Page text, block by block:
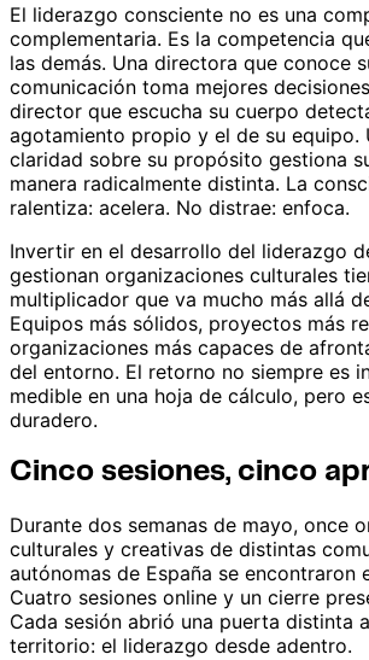
El liderazgo consciente no es una
complementaria. Es la competencia
las demás. Una directora que conoce
comunicación toma mejores
director que escucha su cuerpo
agotamiento propio y el de su equipo.
claridad sobre su propósito gestiona
manera radicalmente distinta. La
ralentiza: acelera. No distrae: enfoca.
Invertir en el desarrollo del liderazgo
gestionan organizaciones culturales
multiplicador que va mucho más allá
Equipos más sólidos, proyectos más
organizaciones más capaces de
del entorno. El retorno no siempre es
medible en una hoja de cálculo, pero
duradero.
Cinco sesiones, cinco
Durante dos semanas de mayo, once
culturales y creativas de distintas
autónomas de España se encontraron
Cuatro sesiones online y un cierre
Cada sesión abrió una puerta distinta
territorio: el liderazgo desde adentro.